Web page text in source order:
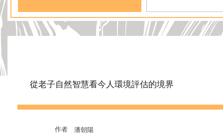
從老子自然智慧看今人環境評估的境界
作者
潘朝陽